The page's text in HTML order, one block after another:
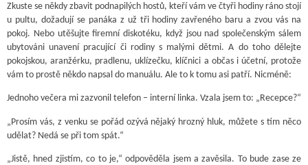
Zkuste se někdy zbavit podnapilých hostů, kteří vám ve čtyři hodiny ráno stojí
u pultu, dožadují se panáka z už tři hodiny zavřeného baru a zvou vás na
pokoj. Nebo utěšujte firemní diskotéku, když jsou nad společenským sálem
ubytováni unavení pracující či rodiny s malými dětmi. A do toho dělejte
pokojskou, aranžérku, pradlenu, uklízečku, klíčnici a občas i účetní, protože
vám to prostě někdo napsal do manuálu. Ale to k tomu asi patří. Nicméně:
Jednoho večera mi zazvonil telefon – interní linka. Vzala jsem to: „Recepce?“
„Prosím vás, z venku se pořád ozývá nějaký hrozný hluk, můžete s tím něco
udělat? Nedá se při tom spát.“
„Jistě, hned zjistím, co to je,“ odpověděla jsem a zavěsila. To bude zase ze